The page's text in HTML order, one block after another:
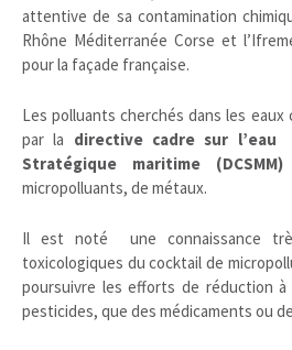
attentive de sa contamination
Rhône Méditerranée Corse et
pour la façade française.
Les polluants cherchés dans les
par la directive cadre sur
Stratégique maritime (DCSMM)
micropolluants, de métaux.
Il est noté une connaissance
toxicologiques du cocktail de
poursuivre les efforts de réduction
pesticides, que des médicaments ou